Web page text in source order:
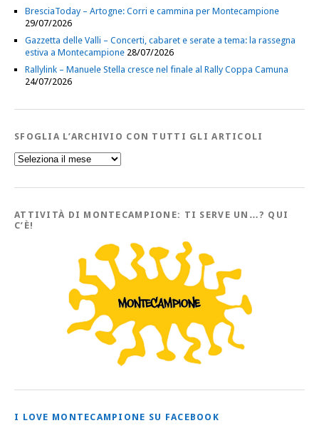
BresciaToday – Artogne: Corri e cammina per Montecampione
29/07/2026
Gazzetta delle Valli – Concerti, cabaret e serate a tema: la rassegna
estiva a Montecampione 28/07/2026
Rallylink – Manuele Stella cresce nel finale al Rally Coppa Camuna
24/07/2026
SFOGLIA L’ARCHIVIO CON TUTTI GLI ARTICOLI
Sfoglia
l’Archivio
tutti
Articoli
ATTIVITÀ DI MONTECAMPIONE: TI SERVE UN…? QUI
C’È!
I LOVE MONTECAMPIONE SU FACEBOOK